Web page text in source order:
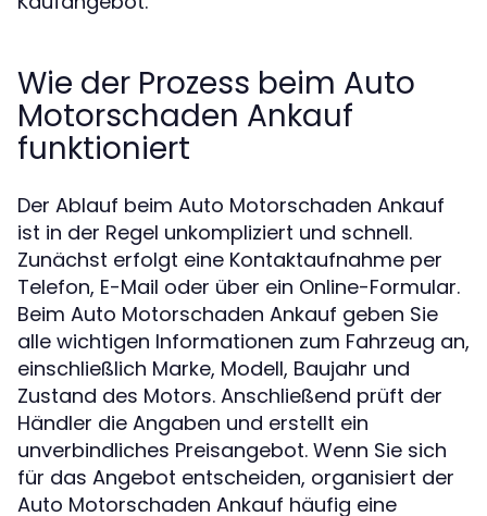
Wie der Prozess beim Auto
Motorschaden Ankauf
funktioniert
Der Ablauf beim Auto Motorschaden Ankauf
ist in der Regel unkompliziert und schnell.
Zunächst erfolgt eine Kontaktaufnahme per
Telefon, E-Mail oder über ein Online-Formular.
Beim Auto Motorschaden Ankauf geben Sie
alle wichtigen Informationen zum Fahrzeug an,
einschließlich Marke, Modell, Baujahr und
Zustand des Motors. Anschließend prüft der
Händler die Angaben und erstellt ein
unverbindliches Preisangebot. Wenn Sie sich
für das Angebot entscheiden, organisiert der
Auto Motorschaden Ankauf häufig eine